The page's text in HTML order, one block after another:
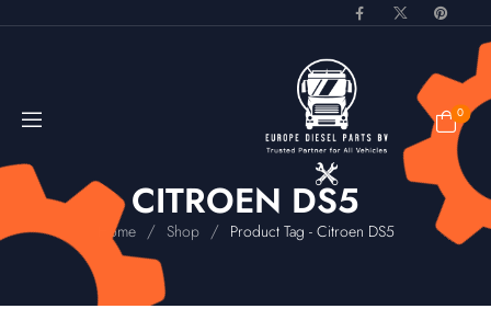
0
CITROEN DS5
Home / Shop / Product Tag - Citroen DS5